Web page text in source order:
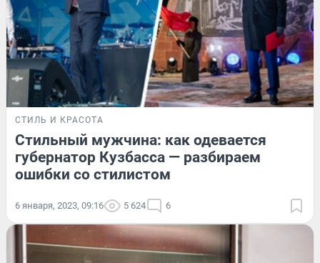
СТИЛЬ И КРАСОТА
Стильный мужчина: как одевается
губернатор Кузбасса — разбираем
ошибки со стилистом
6 января, 2023, 09:16 5 624 6